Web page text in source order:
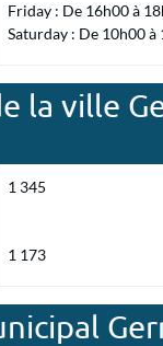
Friday : De 16h00 à
Saturday : De 10h00 à
la ville
1 345
1 173